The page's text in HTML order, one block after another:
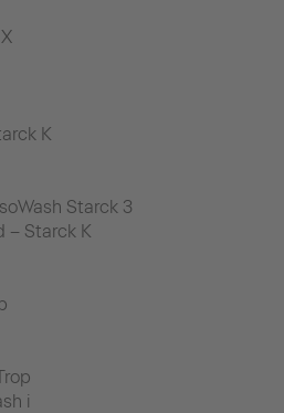
K
Starck 3
– Starck K
i